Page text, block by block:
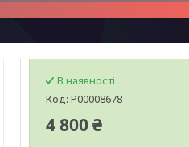
В наявності
Код: Р00008678
4 800 ₴